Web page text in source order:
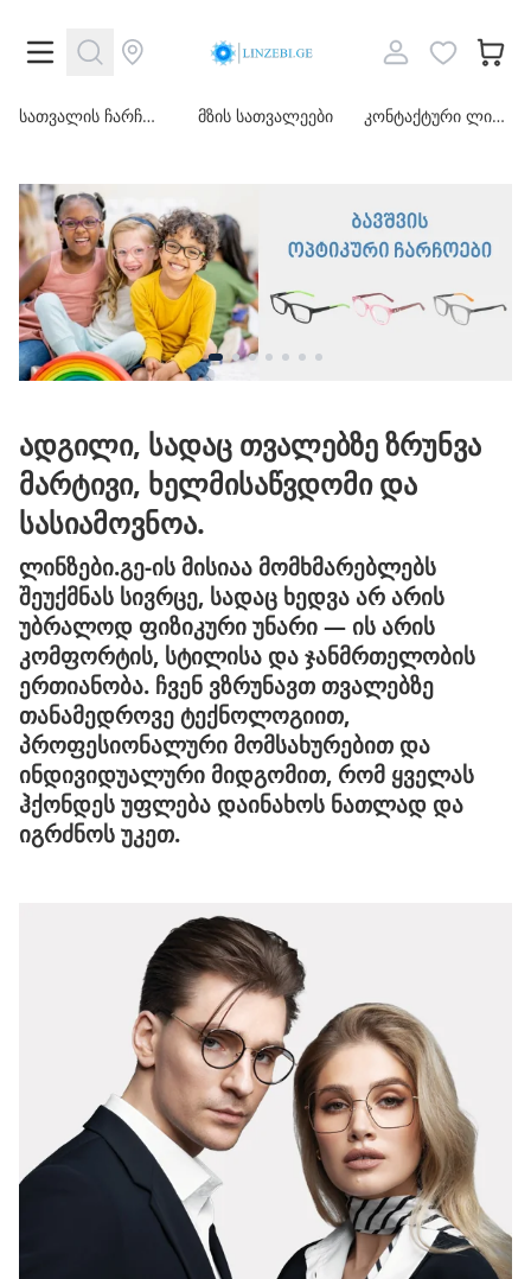
სათვალის
ჩარჩოები
მზის
სათვალეები
კონტაქტური
აქსესუარები
მთავარი გვერდი
სათვალის ჩარჩოები მზის სათვალეები კონტაქტური ლინზები
ადგილი, სადაც თვალებზე ზრუნვა
მარტივი, ხელმისაწვდომი და
სასიამოვნოა.
ლინზები.გე-ის მისიაა მომხმარებლებს
შეუქმნას სივრცე, სადაც ხედვა არ არის
უბრალოდ ფიზიკური უნარი — ის არის
კომფორტის, სტილისა და ჯანმრთელობის
ერთიანობა. ჩვენ ვზრუნავთ თვალებზე
თანამედროვე ტექნოლოგიით,
პროფესიონალური მომსახურებით და
ინდივიდუალური მიდგომით, რომ ყველას
ჰქონდეს უფლება დაინახოს ნათლად და
იგრძნოს უკეთ.